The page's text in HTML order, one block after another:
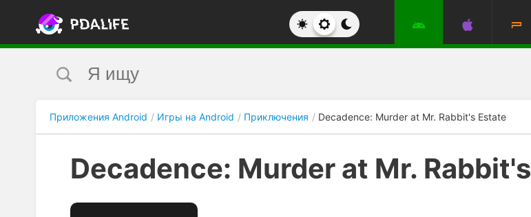
Приложения Android Игры на Android Приключения Decadence: Murder at Mr. Rabbit's Estate
Decadence: Murder at Mr.